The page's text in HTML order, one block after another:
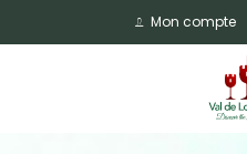
Mon compte